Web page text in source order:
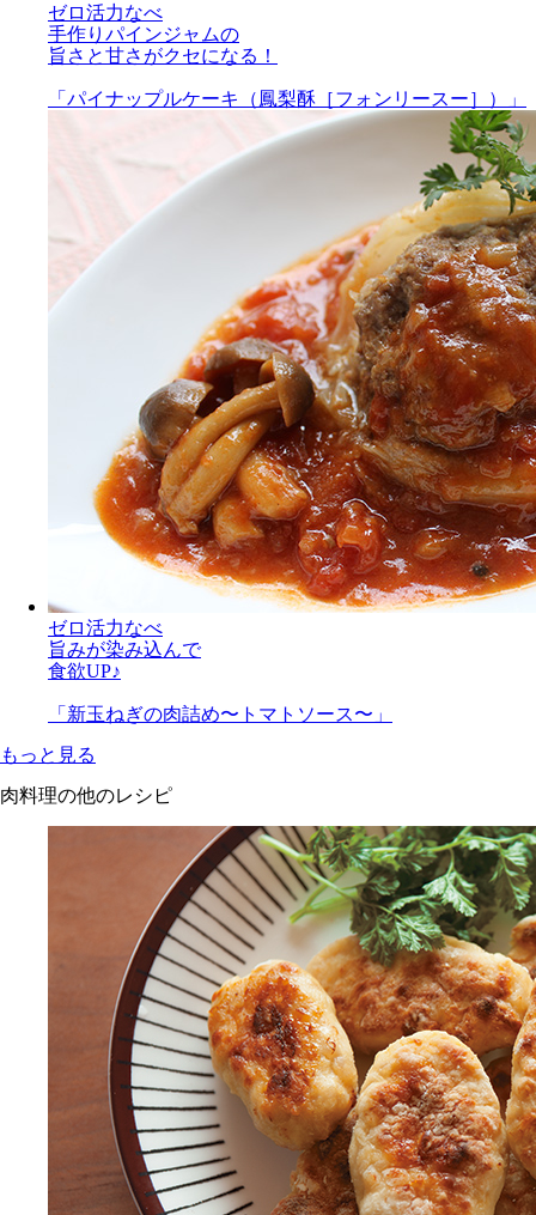
ゼロ活力なべ
手作りパインジャムの
旨さと甘さがクセになる！
「パイナップルケーキ（鳳梨酥［フォンリースー］）」
ゼロ活力なべ
旨みが染み込んで
食欲UP♪
「新玉ねぎの肉詰め〜トマトソース〜」
もっと見る
肉料理の他のレシピ